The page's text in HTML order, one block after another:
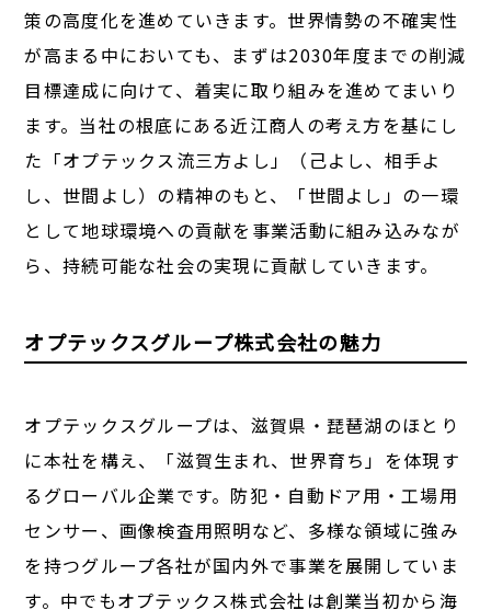
策の高度化を進めていきます。世界情勢の不確実性
が高まる中においても、まずは2030年度までの削減
目標達成に向けて、着実に取り組みを進めてまいり
ます。当社の根底にある近江商人の考え方を基にし
た「オプテックス流三方よし」（己よし、相手よ
し、世間よし）の精神のもと、「世間よし」の一環
として地球環境への貢献を事業活動に組み込みなが
ら、持続可能な社会の実現に貢献していきます。
オプテックスグループ株式会社の魅力
オプテックスグループは、滋賀県・琵琶湖のほとり
に本社を構え、「滋賀生まれ、世界育ち」を体現す
るグローバル企業です。防犯・自動ドア用・工場用
センサー、画像検査用照明など、多様な領域に強み
を持つグループ各社が国内外で事業を展開していま
す。中でもオプテックス株式会社は創業当初から海